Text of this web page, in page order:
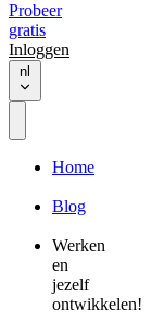
Probeer
gratis
Inloggen
nl
Home
Blog
Werken
en
jezelf
ontwikkelen!